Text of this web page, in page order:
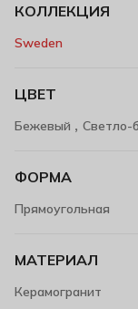
КОЛЛЕКЦИЯ
Sweden
ЦВЕТ
Бежевый , Светло-
ФОРМА
Прямоугольная
МАТЕРИАЛ
Керамогранит